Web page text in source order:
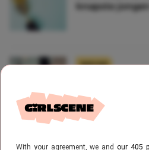
With your agreement, we andour 405
knapste
NIEUWS
NIEUWS